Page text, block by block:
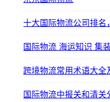
十大国际物流公司排名
国际物流 海运知识 集
跨境物流常用术语大全
国际物流中报关和清关